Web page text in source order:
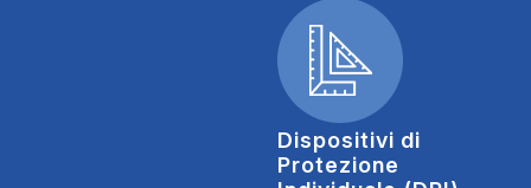
Dispositivi di
Protezione